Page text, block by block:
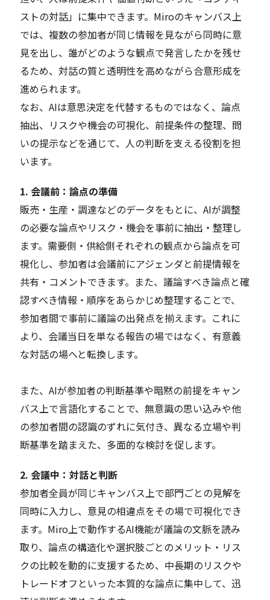
ストの対話」に集中できます。Miroのキャンバス上
では、複数の参加者が同じ情報を見ながら同時に意
見を出し、誰がどのような観点で発言したかを残せ
るため、対話の質と透明性を高めながら合意形成を
進められます。
なお、AIは意思決定を代替するものではなく、論点
抽出、リスクや機会の可視化、前提条件の整理、問
いの提示などを通じて、人の判断を支える役割を担
います。
1. 会議前：論点の準備
販売・生産・調達などのデータをもとに、AIが調整
の必要な論点やリスク・機会を事前に抽出・整理し
ます。需要側・供給側それぞれの観点から論点を可
視化し、参加者は会議前にアジェンダと前提情報を
共有・コメントできます。また、議論すべき論点と確
認すべき情報・順序をあらかじめ整理することで、
参加者間で事前に議論の出発点を揃えます。これに
より、会議当日を単なる報告の場ではなく、有意義
な対話の場へと転換します。
また、AIが参加者の判断基準や暗黙の前提をキャン
バス上で言語化することで、無意識の思い込みや他
の参加者間の認識のずれに気付き、異なる立場や判
断基準を踏まえた、多面的な検討を促します。
2. 会議中：対話と判断
参加者全員が同じキャンバス上で部門ごとの見解を
同時に入力し、意見の相違点をその場で可視化でき
ます。Miro上で動作するAI機能が議論の文脈を読み
取り、論点の構造化や選択肢ごとのメリット・リス
クの比較を動的に支援するため、中長期のリスクや
トレードオフといった本質的な論点に集中して、迅